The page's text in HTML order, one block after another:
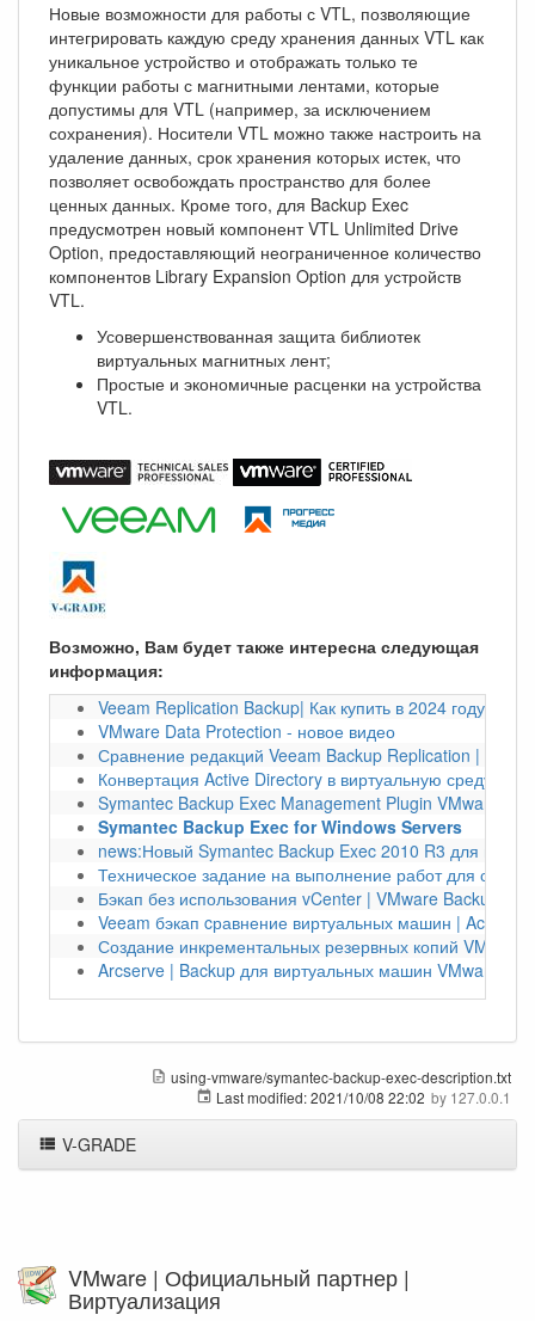
Новые возможности для работы с VTL, позволяющие
интегрировать каждую среду хранения данных VTL как
уникальное устройство и отображать только те
функции работы с магнитными лентами, которые
допустимы для VTL (например, за исключением
сохранения). Носители VTL можно также настроить на
удаление данных, срок хранения которых истек, что
позволяет освобождать пространство для более
ценных данных. Кроме того, для Backup Exec
предусмотрен новый компонент VTL Unlimited Drive
Option, предоставляющий неограниченное количество
компонентов Library Expansion Option для устройств
VTL.
Усовершенствованная защита библиотек
виртуальных магнитных лент;
Простые и экономичные расценки на устройства
VTL.
Возможно, Вам будет также интересна следующая
информация:
Veeam Replication Backup| Как купить в 2024 году?
VMware Data Protection - новое видео
Сравнение редакций Veeam Backup Replication |
Конвертация Active Directory в виртуальную среду
Symantec Backup Exec Management Plugin VMware
Symantec Backup Exec for Windows Servers
news:Новый Symantec Backup Exec 2010 R3 для
Техническое задание на выполнение работ для
Бэкап без использования vCenter | VMware Backup
Veeam бэкап cравнение виртуальных машин | Acronis
Создание инкрементальных резервных копий VMware
Arcserve | Backup для виртуальных машин VMware
using-vmware/symantec-backup-exec-description.txt
Last modified:2021/10/08 22:02 by 127.0.0.1
V-GRADE
VMware | Официальный партнер |
Виртуализация